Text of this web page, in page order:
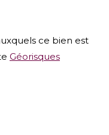
ce bien est
Géorisques